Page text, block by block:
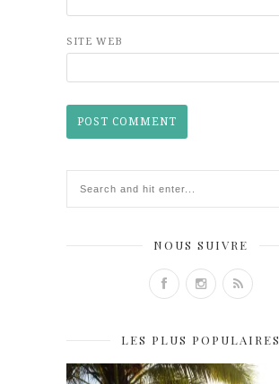
SITE WEB
NOUS SUIVRE
LES PLUS POPULAIRES